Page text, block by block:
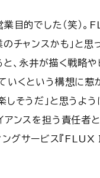
目的でした（笑）。
チャンスかも」と思
、永井が描く戦略
いくという構想に惹
しそうだ」と思うよ
アンスを担う責任者
ングサービス『